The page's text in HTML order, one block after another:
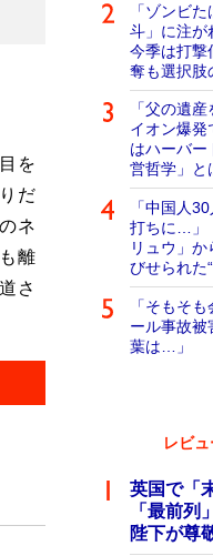
を
だ
ネ
離
さ
「ゾンビ
斗」に注が
今季は打
奪も選択肢
「父の遺
イオン爆発
はハーバ
営哲学」と
「中国人
打ちに…」
リュウ」
びせられた
「そもそ
ール事故
葉は…」
レビ
英国で「
「最前
陛下が尊